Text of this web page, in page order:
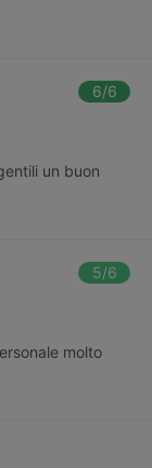
6/6
un buon
5/6
molto